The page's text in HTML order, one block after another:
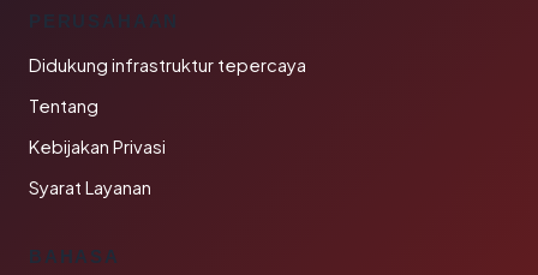
PERUSAHAAN
Didukung infrastruktur tepercaya
Tentang
Kebijakan Privasi
Syarat Layanan
BAHASA